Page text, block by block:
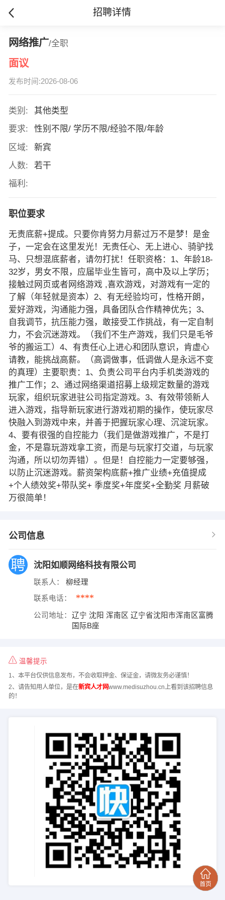
招聘详情
网络推广/全职
面议
发布时间:2026-08-06
类别:
其他类型
要求:
性别不限/ 学历不限/经验不限/年龄
区域:
新宾
人数:
若干
福利:
职位要求
无责底薪+提成。只要你肯努力月薪过万不是梦！是金
子，一定会在这里发光！无责任心、无上进心、骑驴找
马、只想混底薪者，请勿打扰！任职资格：1、年龄18-
32岁，男女不限，应届毕业生皆可，高中及以上学历；
接触过网页或者网络游戏 ,喜欢游戏，对游戏有一定的
了解（年轻就是资本）2、有无经验均可，性格开朗，
爱好游戏，沟通能力强，具备团队合作精神优先；3、
自我调节，抗压能力强，敢接受工作挑战，有一定自制
力，不会沉迷游戏。（我们不生产游戏，我们只是毛爷
爷的搬运工）4、有责任心上进心和团队意识，肯虚心
请教，能挑战高薪。（高调做事，低调做人是永远不变
的真理）主要职责：1、负责公司平台内手机类游戏的
推广工作；2、通过网络渠道招募上级规定数量的游戏
玩家，组织玩家进驻公司指定游戏。3、有效带领新人
进入游戏，指导新玩家进行游戏初期的操作，使玩家尽
快融入到游戏中来，并善于把握玩家心理、沉淀玩家。
4、要有很强的自控能力（我们是做游戏推广，不是打
金，不是靠玩游戏拿工资，而是与玩家打交道，与玩家
沟通，所以切勿弄错）。但是！自控能力一定要够强，
以防止沉迷游戏。薪资架构底薪+推广业绩+充值提成
+个人绩效奖+带队奖+ 季度奖+年度奖+全勤奖 月薪破
万很简单！
公司信息
沈阳如顺网络科技有限公司
联系人： 柳经理
联系电话： ****
公司地址：
辽宁 沈阳 浑南区 辽宁省沈阳市浑南区富腾
国际B座
温馨提示
1、本平台仅供信息发布，不会收取押金、保证金，请微友务必谨慎！
2、请告知用人单位，是在新宾人才网www.medisuzhou.cn上看到该招聘信息
的！